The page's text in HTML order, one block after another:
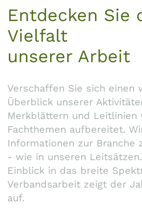
Entdecken Sie
Vielfalt
unserer Arbeit
Verschaffen Sie sich einen
Überblick unserer
Merkblättern und Leitlinien
Fachthemen aufbereitet.
Informationen zur Branche
- wie in unseren
Einblick in das breite
Verbandsarbeit zeigt der
auf.